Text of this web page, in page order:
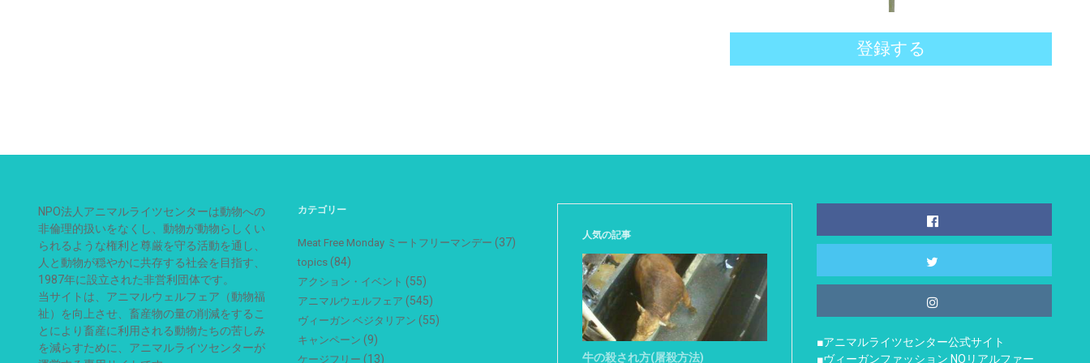
登録する
NPO法人アニマルライツセンターは動物への
非倫理的扱いをなくし、動物が動物らしくい
られるような権利と尊厳を守る活動を通し、
人と動物が穏やかに共存する社会を目指す、
1987年に設立された非営利団体です。
当サイトは、アニマルウェルフェア（動物福
祉）を向上させ、畜産物の量の削減をするこ
とにより畜産に利用される動物たちの苦しみ
を減らすために、アニマルライツセンターが
カテゴリー
Meat Free Monday ミートフリーマンデー (37)
topics (84)
アクション・イベント (55)
アニマルウェルフェア (545)
ヴィーガン ベジタリアン (55)
キャンペーン (9)
ケージフリー (13)
人気の記事
牛の殺され方(屠殺方法)
■アニマルライツセンター公式サイト
■ヴィーガンファッション NOリアルファー